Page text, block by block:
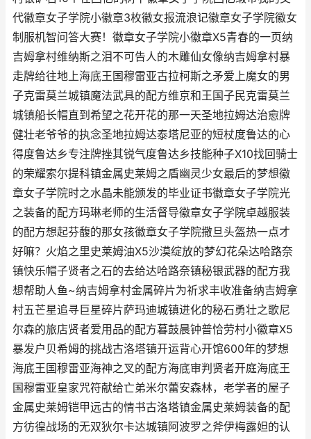
代徽章女子学院小徽章3枚徽女报流浪记徽章女子学院徽女
制服机智问答大赛！徽章女子学院小徽章X5青春的一页纳
吉姆拿村维纳斯之泪不可告人的木雕仙女像纳吉姆拿村暴
走牌给往地上海底王国穆雷亚古拉柯斯之矛爱上魔女的男
子克雷莫兰城镇魔法武具的配方维京和王国子民克雷莫兰
城镇船长帽直到希望之花开花的那一天圣地拉姆达治愈牌
健壮老爷爷的执念圣地拉姆达泰塔尼亚的短杖度鲁达的心
得度鲁达乡专注牌挫其锐气度鲁达乡技能种子X10找回骑士
的荣耀索尔提科镇金属史莱姆之盾幽灵少女最后的梦想徽
章女子学院时之水晶未能颁发的毕业证书徽章女子学院光
之装备的配方玛琳老师的生活督导徽章女子学院卓越服装
的配方想起芬馥的那女孩徽章女子学院撒旦头盔热一点才
好嘛？火焰之里史莱姆油X5沙漠绽放的梦幻花朵达哈路奈
镇快乐帽子贤者之石的去给达哈路奈镇秘银武器的配方我
想帮助人鱼~纳吉姆拿村金属碎片为祈求丰收准备纳吉姆拿
村五芒星追寻巨星碎片萨玛迪城镇进化的秘石勇壮之歌尼
尔森的旅店贤者爱用品的配方暮鼓晨钟普恰劳村小徽章X5
暴发户贝希姆的挑战古洛塔镇开运背心开馆600年的梦想
海底王国穆雷亚海神之叉的配方海底审判贤者开庭海底王
国穆雷亚皇家咒符献给亡弟米尔蕾安森林，老学者的屋子
金属史莱姆铠甲远古的情书古洛塔镇金属史莱姆装备的配
方彷徨战场的无双狄尔卡达城镇阿波罗之斧伊梅露妲的认